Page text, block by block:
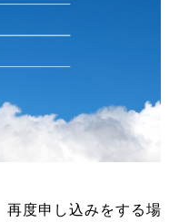
再度申し込みをする場